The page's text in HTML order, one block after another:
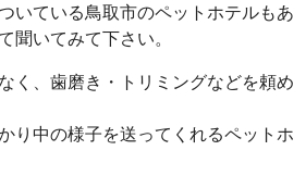
いている鳥取市のペットホテルもあ
聞いてみて下さい。
く、歯磨き・トリミングなどを頼め
り中の様子を送ってくれるペットホ